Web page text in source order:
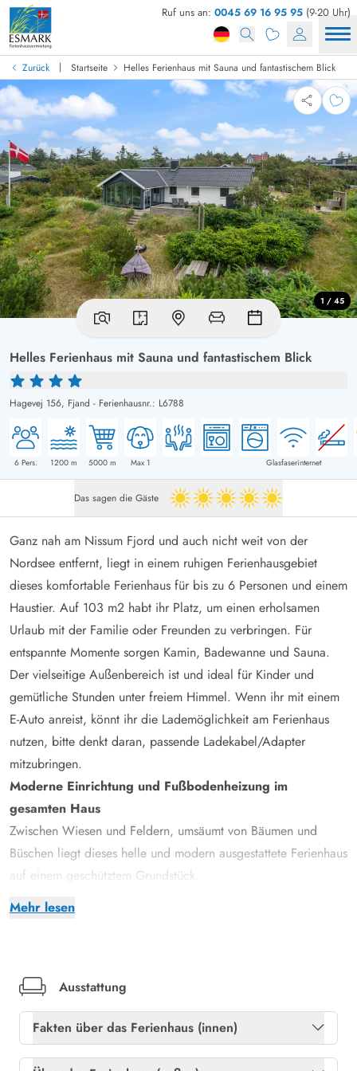
Ruf uns an: 0045 69 16 95 95 (9-20 Uhr)
Zurück | Startseite Helles Ferienhaus mit Sauna und fantastischem Blick
Helles Ferienhaus mit Sauna und fantastischem Blick
Hagevej 156, Fjand - Ferienhausnr.: L6788
6Pers. 1200 m 5000m Max 1 Glasfaserinternet
1 / 45
Das sagen die Gäste 5 von 5
Mehr lesen
Ganz nah am Nissum Fjord und auch nicht weit von der
Nordsee entfernt, liegt in einem ruhigen Ferienhausgebiet
dieses komfortable Ferienhaus für bis zu 6 Personen und einem
Haustier. Auf 103 m2 habt ihr Platz, um einen erholsamen
Urlaub mit der Familie oder Freunden zu verbringen. Für
entspannte Momente sorgen Kamin, Badewanne und Sauna.
Der vielseitige Außenbereich ist und ideal für Kinder und
gemütliche Stunden unter freiem Himmel. Wenn ihr mit einem
E-Auto anreist, könnt ihr die Lademöglichkeit am Ferienhaus
nutzen, bitte denkt daran, passende Ladekabel/Adapter
mitzubringen.
Moderne Einrichtung und Fußbodenheizung im
gesamten Haus
Zwischen Wiesen und Feldern, umsäumt von Bäumen und
Büschen liegt dieses helle und modern ausgestattete Ferienhaus
auf einem geschütztem Grundstück.
Im geschmackvoll eingerichteten Wohn- und Essbereich darf
gemütliche und nordisch angehauchte Einrichtungsstil ist
geprägt von klaren Linien, beruhigenden Farben und fügt sich
harmonisch ineinander.
In dem schönen Badezimmer mit Sauna, Badewanne und
Ausstattung
Fakten über das Ferienhaus (innen)
Freies Glasfasernetz
Ja